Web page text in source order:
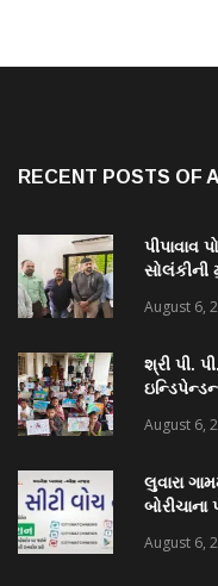
RECENT POSTS OF
પીપાવાવ
સોલંકીની
August 6,
શ્રી પી.
August 6,
લુવારા
August 6,